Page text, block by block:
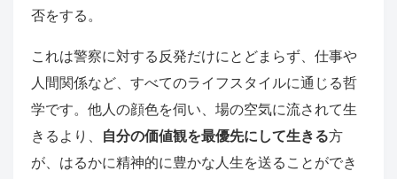
否をする。
これは警察に対する反発だけにとどまらず、仕事や
人間関係など、すべてのライフスタイルに通じる哲
学です。他人の顔色を伺い、場の空気に流されて生
きるより、 自分の価値観を最優先にして生きる方
が、はるかに精神的に豊かな人生を送ることができ